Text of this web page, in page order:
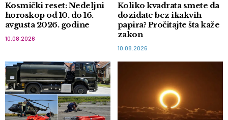
Kosmički reset: Nedeljni
horoskop od 10. do 16.
avgusta 2026. godine
10.08.2026
Koliko kvadrata smete da
dozidate bez ikakvih
papira? Pročitajte šta kaže
zakon
10.08.2026